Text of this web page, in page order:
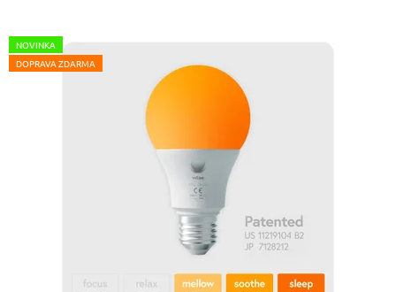
NOVINKA
DOPRAVA ZDARMA